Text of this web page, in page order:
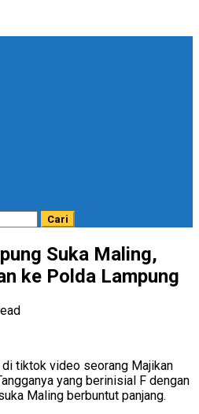
Suka Maling,
ke Polda Lampung
tiktok video seorang Majikan
yang berinisial F dengan
Maling berbuntut panjang.